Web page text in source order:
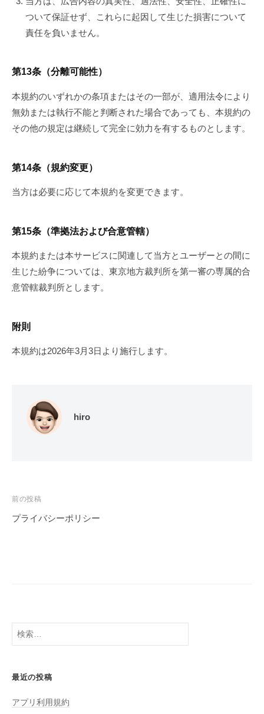
ついて保証せず、これらに起因して生じた損害について
責任を負いません。
第13条（分離可能性）
本規約のいずれかの条項またはその一部が、適用法令により
無効または執行不能と判断された場合であっても、本規約の
その他の規定は継続して完全に効力を有するものとします。
第14条（規約変更）
当方は必要に応じて本規約を変更できます。
第15条（準拠法および合意管轄）
本規約または本サービスに関連して当方とユーザーとの間に
生じた紛争については、東京地方裁判所を第一審の専属的合
意管轄裁判所とします。
附則
本規約は2026年3月3日より施行します。
hiro
投
稿
ン
前の投稿
プライバシーポリシー
検
索:
最近の投稿
アプリ利用規約